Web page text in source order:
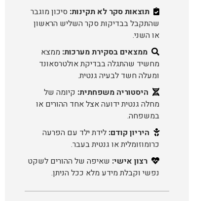
תוצאות סקר לא תקינות: סיכון מוגבר
שהתקבל בבדיקות סקר השליש הראשון
או השני.
ממצאים בסקירת מערכות: ממצא
מחשיד שהתגלה בבדיקת אולטרסאונד
ומעלה חשד לבעיה גנטית.
היסטוריה משפחתית: קיומה של
מחלה גנטית ידועה אצל אחד ההורים או
במשפחה.
היריון קודם: לידת ילד עם הפרעה
כרומוזומלית או גנטית בעבר.
רצון אישי: שאיפה של ההורים לשקט
נפשי וקבלת מידע מלא ככל הניתן.